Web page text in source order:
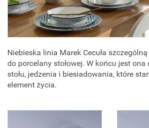
Niebieska linia Marek Cecuła
do porcelany stołowej. W końcu jest ona
stołu, jedzenia i biesiadowania, które
element życia.